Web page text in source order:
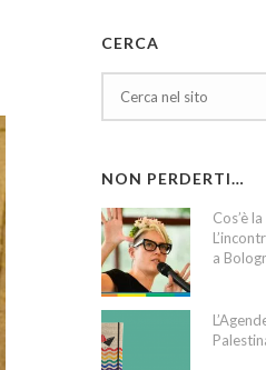
CERCA
NON PERDERTI…
Cos’è
a